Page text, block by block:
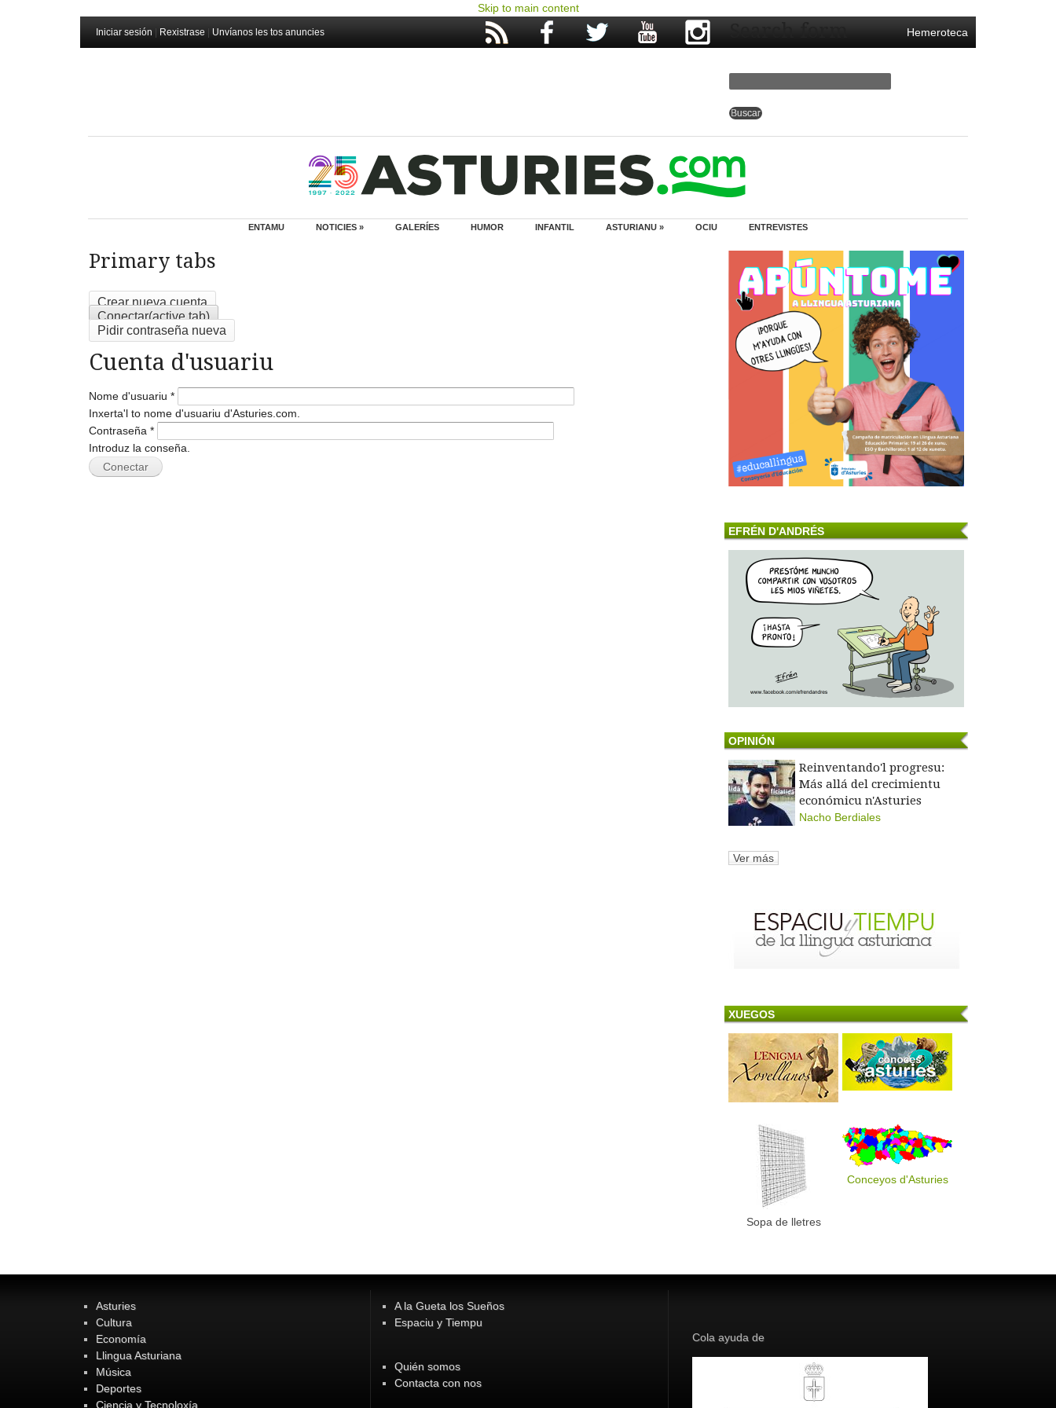
Skip to main content
Iniciar sesión Rexistrase Unvíanos les tos anuncies Hemeroteca
Search form
ENTAMU NOTICIES » GALERÍES HUMOR INFANTIL ASTURIANU » OCIU ENTREVISTES
Primary tabs
Crear nueva cuenta
Conectar(active tab)
Pidir contraseña nueva
Cuenta d'usuariu
Nome d'usuariu *
Inxerta'l to nome d'usuariu d'Asturies.com.
Contraseña *
Introduz la conseña.
EFRÉN D'ANDRÉS
OPINIÓN
Reinventando'l progresu:
Más allá del crecimientu
económicu n'Asturies
Nacho Berdiales
Ver más
XUEGOS
Sopa de lletres
Conceyos d'Asturies
Asturies
Cultura
Economía
Llingua Asturiana
Música
Deportes
Ciencia y Tecnoloxía
A la Gueta los Sueños
Espaciu y Tiempu
Quién somos
Contacta con nos
Cola ayuda de